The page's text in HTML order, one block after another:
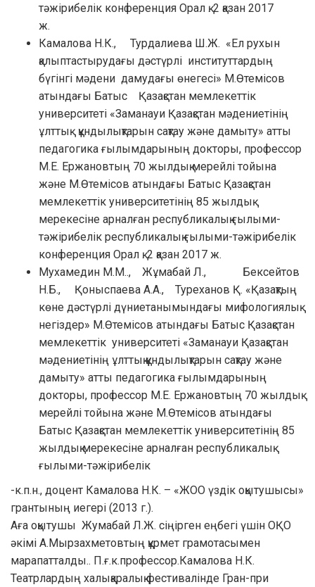
тәжірибелік конференция Орал қ. 2 қазан 2017
ж.
Камалова Н.К., Турдалиева Ш.Ж. «Ел рухын
қалыптастырудағы дәстүрлі институттардың
бүгінгі мәдени дамудағы өнегесі» М.Өтемісов
атындағы Батыс Қазақстан мемлекеттік
университеті «Заманауи Қазақстан мәдениетінің
ұлттық құндылықтарын сақтау және дамыту» атты
педагогика ғылымдарының докторы, профессор
М.Е. Ержановтың 70 жылдық мерейлі тойына
және М.Өтемісов атындағы Батыс Қазақстан
мемлекеттік университетінің 85 жылдық
мерекесіне арналған республикалық ғылыми-
тәжірибелік республикалық ғылыми-тәжірибелік
конференция Орал қ. 2 қазан 2017 ж.
Мухамедин М.М.., Жұмабай Л., Бексейтов
Н.Б., Қоныспаева А.А., Туреханов Қ. «Қазақтың
көне дәстүрлі дүниетанымындағы мифологиялық
негіздер» М.Өтемісов атындағы Батыс Қазақстан
мемлекеттік университеті «Заманауи Қазақстан
мәдениетінің ұлттық құндылықтарын сақтау және
дамыту» атты педагогика ғылымдарының
докторы, профессор М.Е. Ержановтың 70 жылдық
мерейлі тойына және М.Өтемісов атындағы
Батыс Қазақстан мемлекеттік университетінің 85
жылдық мерекесіне арналған республикалық
ғылыми-тәжірибелік
-к.п.н., доцент Камалова Н.К. – «ЖОО үздік оқытушысы»
грантының иегері (2013 г.).
Аға оқытушы Жумабай Л.Ж. сіңірген еңбегі үшін ОҚО
әкімі А.Мырзахметовтың құрмет грамотасымен
марапатталды.. П.ғ.к.профессор.Камалова Н.К.
Театрлардың халықаралық фестивалінде Гран-при